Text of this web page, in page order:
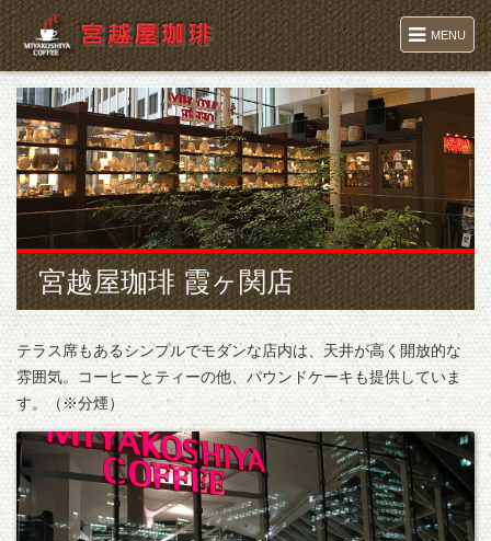
MENU
宮越屋珈琲 霞ヶ関店
テラス席もあるシンプルでモダンな店内は、天井が高く開放的な
雰囲気。コーヒーとティーの他、パウンドケーキも提供していま
す。（※分煙）